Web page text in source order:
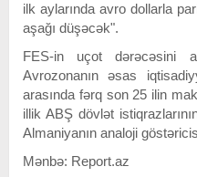
ilk aylarında avro dollarla
aşağı düşəcək".
FES-in uçot dərəcəsini
Avrozonanın əsas
arasında fərq son 25 ilin
illik ABŞ dövlət
Almaniyanın analoji
Mənbə: Report.az